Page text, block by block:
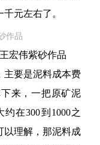
元左右了。
作品
主要是泥料成本费
来，一把原矿泥
在300到1000之
以理解，那泥料成